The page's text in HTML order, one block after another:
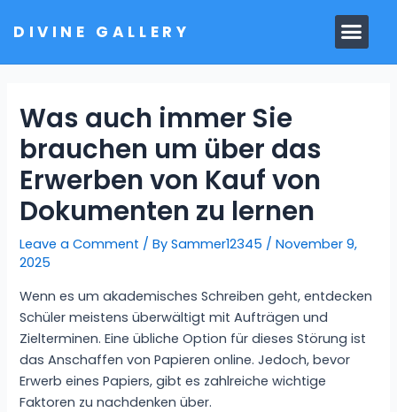
DIVINE GALLERY
Was auch immer Sie
brauchen um über das
Erwerben von Kauf von
Dokumenten zu lernen
Leave a Comment / BySammer12345 /November 9,
2025
Wenn es um akademisches Schreiben geht, entdecken
Schüler meistens überwältigt mit Aufträgen und
Zielterminen. Eine übliche Option für dieses Störung ist
das Anschaffen von Papieren online. Jedoch, bevor
Erwerb eines Papiers, gibt es zahlreiche wichtige
Faktoren zu nachdenken über.